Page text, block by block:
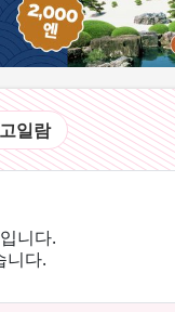
일람
니다.
니다.